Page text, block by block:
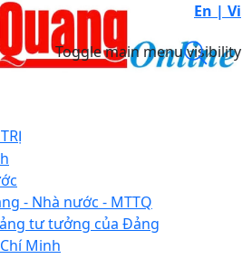
En | Vi
Toggle main menu visibility
- Nhà nước - MTTQ
tư tưởng của Đảng
Minh